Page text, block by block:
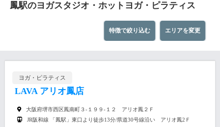
鳳駅のヨガスタジオ・ホットヨガ・ピラティス
エリアを変更
特徴で絞り込む
ヨガ・ピラティス
LAVA アリオ鳳店
大阪府堺市西区鳳南町３-１９９-１２ アリオ鳳２Ｆ
JR阪和線 「鳳駅」東口より徒歩13分/県道30号線沿い アリオ鳳2Ｆ